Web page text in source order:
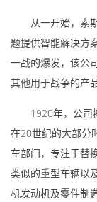
从一开始，索
题提供智能解决方
一战的爆发，该公
其他用于战争的产品
1920年，公司
在20世纪的大部分
车部门，专注于替
类似的重型车辆以
机发动机及零件制